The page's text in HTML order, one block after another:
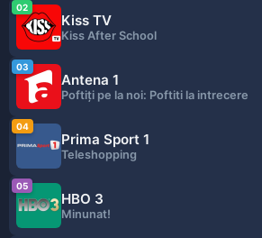
02
Kiss TV
Kiss After School
03
Antena 1
Poftiţi pe la noi: Poftiti la intrecere
04
Prima Sport 1
Teleshopping
05
HBO 3
Minunat!